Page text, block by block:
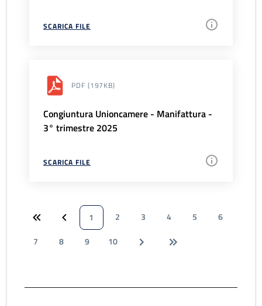
SCARICA FILE
PDF (197KB)
Congiuntura Unioncamere - Manifattura -
3° trimestre 2025
SCARICA FILE
1 2 3 4 5
6
7
8 9 10